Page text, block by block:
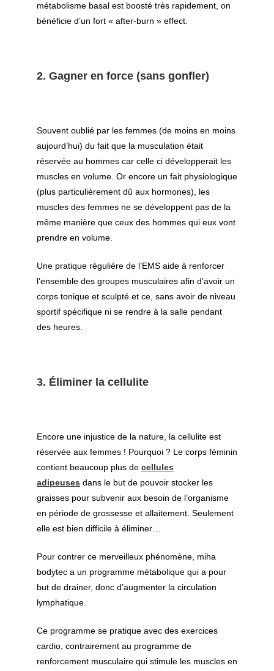
métabolisme basal est boosté très rapidement, on
bénéficie d’un fort « after-burn » effect.
2. Gagner en force (sans gonfler)
Souvent oublié par les femmes (de moins en moins
aujourd’hui) du fait que la musculation était
réservée au hommes car celle ci développerait les
muscles en volume. Or encore un fait physiologique
(plus particulièrement dû aux hormones), les
muscles des femmes ne se développent pas de la
même manière que ceux des hommes qui eux vont
prendre en volume.
Une pratique régulière de l’EMS aide à renforcer
l’ensemble des groupes musculaires afin d’avoir un
corps tonique et sculpté et ce, sans avoir de niveau
sportif spécifique ni se rendre à la salle pendant
des heures.
3. Éliminer la cellulite
Encore une injustice de la nature, la cellulite est
réservée aux femmes ! Pourquoi ? Le corps féminin
contient beaucoup plus de cellules
adipeuses dans le but de pouvoir stocker les
graisses pour subvenir aux besoin de l’organisme
en période de grossesse et allaitement. Seulement
elle est bien difficile à éliminer…
Pour contrer ce merveilleux phénomène, miha
bodytec a un programme métabolique qui a pour
but de drainer, donc d’augmenter la circulation
lymphatique.
Ce programme se pratique avec des exercices
cardio, contrairement au programme de
renforcement musculaire qui stimule les muscles en